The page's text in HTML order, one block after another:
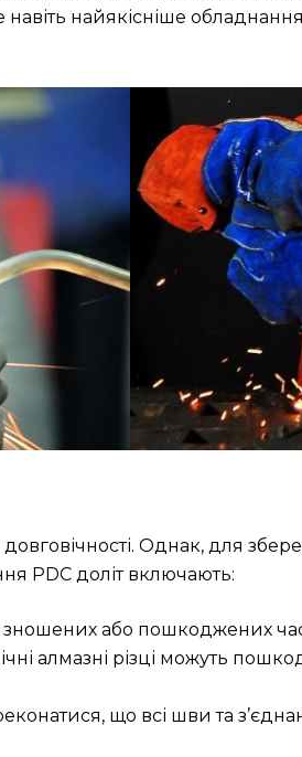
найякісніше
Однак, для
PDC доліт включають:
зношених або пошкоджених
алмазні різці можуть
що всі шви та